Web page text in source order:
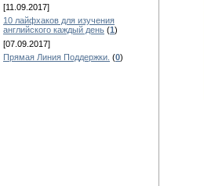
[11.09.2017]
10 лайфхаков для изучения
английского каждый день (1)
[07.09.2017]
Прямая Линия Поддержки. (0)